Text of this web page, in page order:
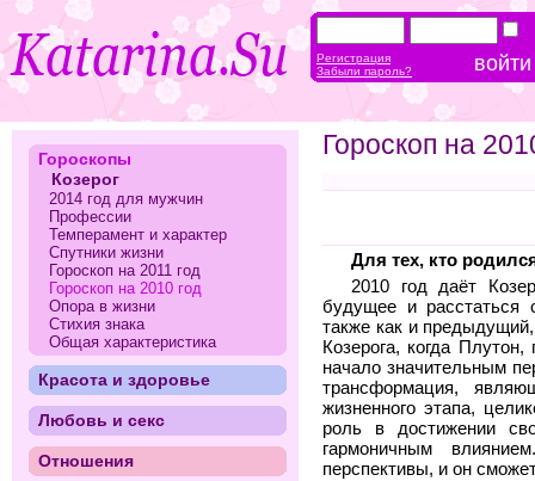
Гороскоп на
Для тех, кто
2010 год даёт
будущее и расстаться
также как и
Козерога, когда
начало значительным
трансформация,
жизненного этапа,
роль в достижении
гармоничным
перспективы, и он
Гороскопы
Козерог
2014 год для мужчин
Профессии
Темперамент и характер
Спутники жизни
Гороскоп на 2011 год
Гороскоп на 2010 год
Опора в жизни
Стихия знака
Общая характеристика
Красота и здоровье
Любовь и секс
Отношения
Регистрация
Забыли пароль?